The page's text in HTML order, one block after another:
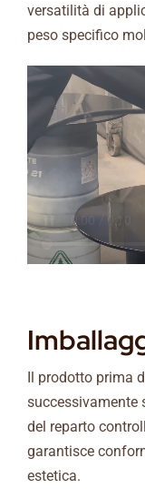
versatilità di
peso specifico
Il prodotto prima
successivamente
del reparto
garantisce
estetica.